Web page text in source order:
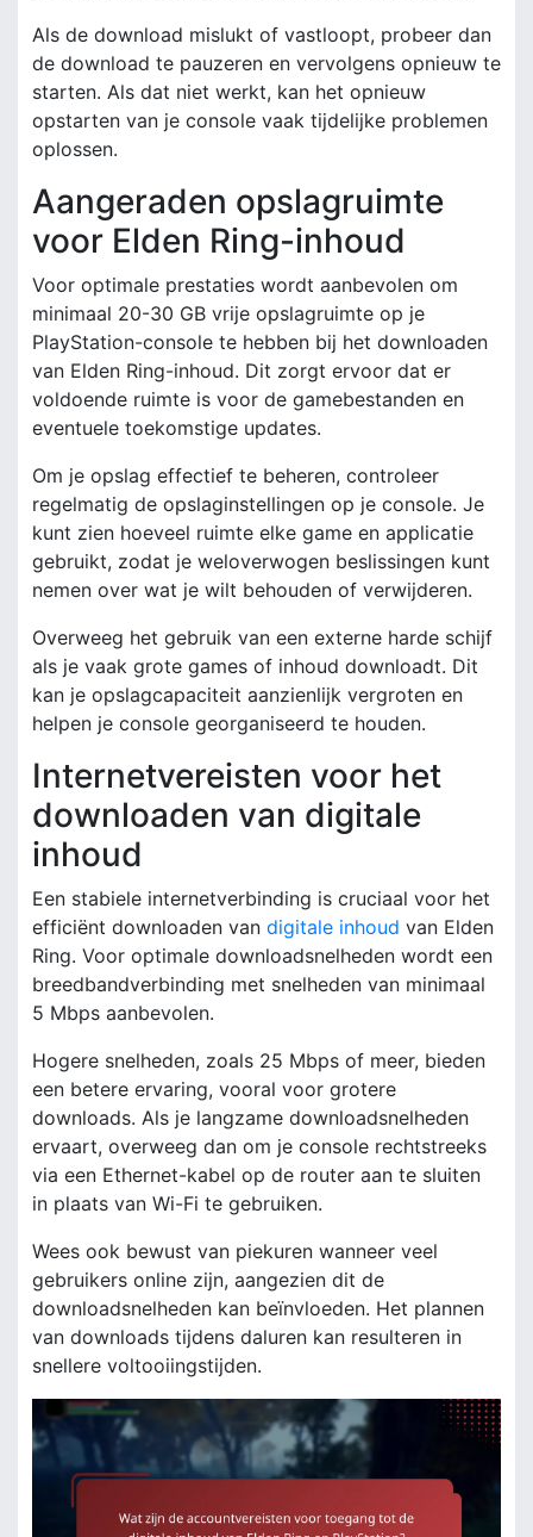
Als de download mislukt of vastloopt, probeer dan
de download te pauzeren en vervolgens opnieuw te
starten. Als dat niet werkt, kan het opnieuw
opstarten van je console vaak tijdelijke problemen
oplossen.
Aangeraden opslagruimte
voor Elden Ring-inhoud
Voor optimale prestaties wordt aanbevolen om
minimaal 20-30 GB vrije opslagruimte op je
PlayStation-console te hebben bij het downloaden
van Elden Ring-inhoud. Dit zorgt ervoor dat er
voldoende ruimte is voor de gamebestanden en
eventuele toekomstige updates.
Om je opslag effectief te beheren, controleer
regelmatig de opslaginstellingen op je console. Je
kunt zien hoeveel ruimte elke game en applicatie
gebruikt, zodat je weloverwogen beslissingen kunt
nemen over wat je wilt behouden of verwijderen.
Overweeg het gebruik van een externe harde schijf
als je vaak grote games of inhoud downloadt. Dit
kan je opslagcapaciteit aanzienlijk vergroten en
helpen je console georganiseerd te houden.
Internetvereisten voor het
downloaden van digitale
inhoud
Een stabiele internetverbinding is cruciaal voor het
efficiënt downloaden van digitale inhoud van Elden
Ring. Voor optimale downloadsnelheden wordt een
breedbandverbinding met snelheden van minimaal
5 Mbps aanbevolen.
Hogere snelheden, zoals 25 Mbps of meer, bieden
een betere ervaring, vooral voor grotere
downloads. Als je langzame downloadsnelheden
ervaart, overweeg dan om je console rechtstreeks
via een Ethernet-kabel op de router aan te sluiten
in plaats van Wi-Fi te gebruiken.
Wees ook bewust van piekuren wanneer veel
gebruikers online zijn, aangezien dit de
downloadsnelheden kan beïnvloeden. Het plannen
van downloads tijdens daluren kan resulteren in
snellere voltooiingstijden.